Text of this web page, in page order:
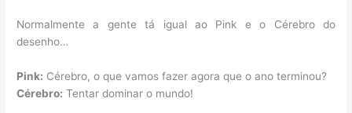
Normalmente a gente tá igual ao Pink e o Cérebro do
desenho…
Pink: Cérebro, o que vamos fazer agora que o ano terminou?
Cérebro: Tentar dominar o mundo!